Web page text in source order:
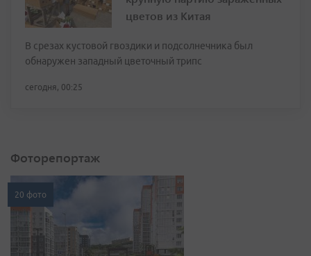
цветов из Китая
В срезах кустовой гвоздики и подсолнечника был
обнаружен западный цветочный трипс
сегодня, 00:25
Фоторепортаж
20 фото